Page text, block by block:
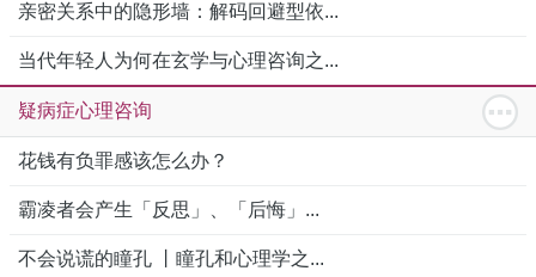
亲密关系中的隐形墙：解码回避型依...
当代年轻人为何在玄学与心理咨询之...
疑病症心理咨询
花钱有负罪感该怎么办？
霸凌者会产生「反思」、「后悔」...
不会说谎的瞳孔 丨瞳孔和心理学之...